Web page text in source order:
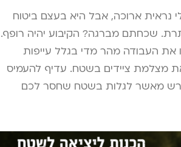
נראית ארוכה, אבל היא בעצם ביטוח
שכחתם מברגה? הקיבוע יהיה רופף.
את העבודה מהר מדי בגלל עייפות
מצלמת ציידים בשטח. עדיף להעמיס
מאשר לגלות בשטח שחסר לכם